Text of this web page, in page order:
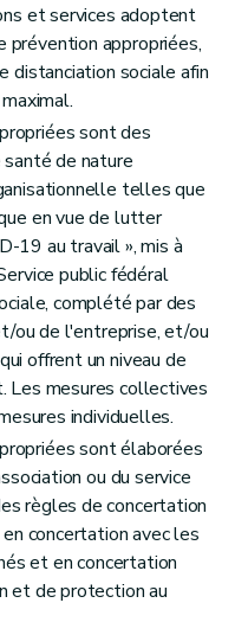
et services adoptent
appropriées,
distanciation sociale afin
sont des
de nature
telles que
en vue de lutter
19 au travail », mis à
public fédéral
complété par des
ou de l'entreprise, et/ou
offrent un niveau de
Les mesures collectives
individuelles.
sont élaborées
ou du service
règles de concertation
concertation avec les
et en concertation
et de protection au